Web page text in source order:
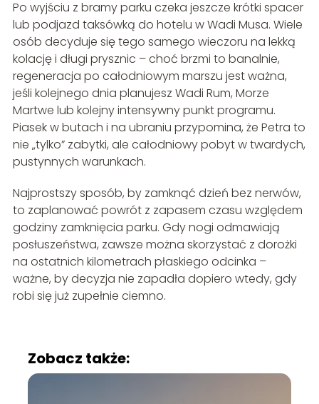
Po wyjściu z bramy parku czeka jeszcze krótki spacer
lub podjazd taksówką do hotelu w Wadi Musa. Wiele
osób decyduje się tego samego wieczoru na lekką
kolację i długi prysznic – choć brzmi to banalnie,
regeneracja po całodniowym marszu jest ważna,
jeśli kolejnego dnia planujesz Wadi Rum, Morze
Martwe lub kolejny intensywny punkt programu.
Piasek w butach i na ubraniu przypomina, że Petra to
nie „tylko” zabytki, ale całodniowy pobyt w twardych,
pustynnych warunkach.
Najprostszy sposób, by zamknąć dzień bez nerwów,
to zaplanować powrót z zapasem czasu względem
godziny zamknięcia parku. Gdy nogi odmawiają
posłuszeństwa, zawsze można skorzystać z dorożki
na ostatnich kilometrach płaskiego odcinka –
ważne, by decyzja nie zapadła dopiero wtedy, gdy
robi się już zupełnie ciemno.
Zobacz także: